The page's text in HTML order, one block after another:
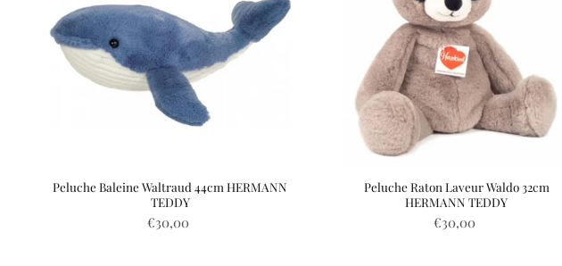
Peluche Baleine Waltraud 44cm HERMANN
TEDDY
€30,00
Peluche Raton Laveur Waldo 32cm
HERMANN TEDDY
€30,00